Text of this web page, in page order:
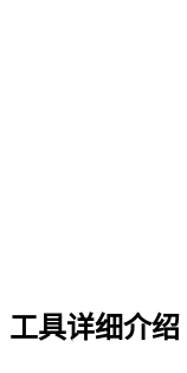
工具详细介绍